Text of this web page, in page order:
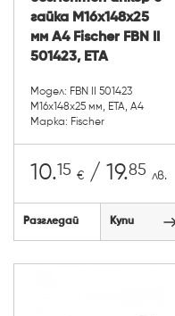
гайка М16х148х25
мм A4 Fischer FBN II
501423, ETA
Модел: FBN II 501423
М16х148х25 мм, ETA, А4
Марка: Fischer
10.15 € / 19.85 лв.
Разгледай Купи